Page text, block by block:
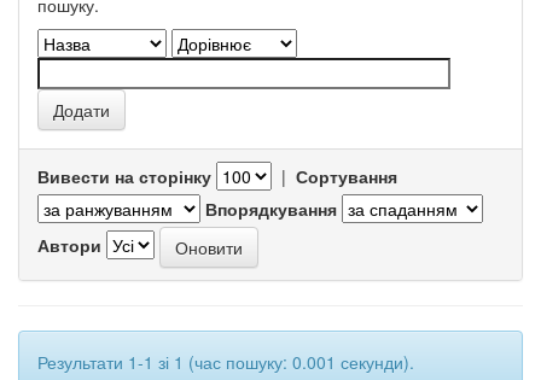
пошуку.
Вивести на сторінку | Сортування
Впорядкування
Автори
Результати 1-1 зі 1 (час пошуку: 0.001 секунди).